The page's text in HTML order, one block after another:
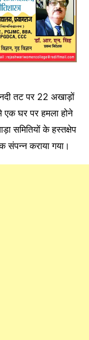
तट पर 22 अखाड़ों
एक घर पर हमला होने
समितियों के हस्तक्षेप
संपन्न कराया गया।